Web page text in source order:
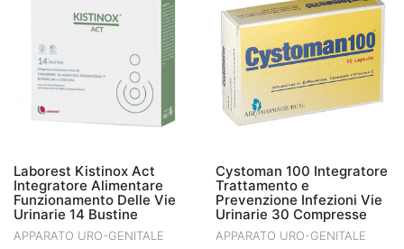
Laborest Kistinox Act
Integratore Alimentare
Funzionamento Delle Vie
Urinarie 14 Bustine
APPARATO URO-GENITALE
Cystoman 100 Integratore
Trattamento e
Prevenzione Infezioni Vie
Urinarie 30 Compresse
APPARATO URO-GENITALE